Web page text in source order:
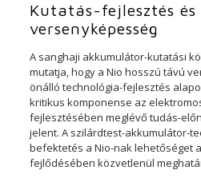
Kutatás-fejlesztés
versenyképesség
A sanghaji akkumulátor-kutatási
mutatja, hogy a Nio hosszú távú
önálló technológia-fejlesztés
kritikus komponense az
fejlesztésében meglévő tudás-
jelent. A szilárdtest-akkumulátor-
befektetés a Nio-nak lehetőséget
fejlődésében közvetlenül